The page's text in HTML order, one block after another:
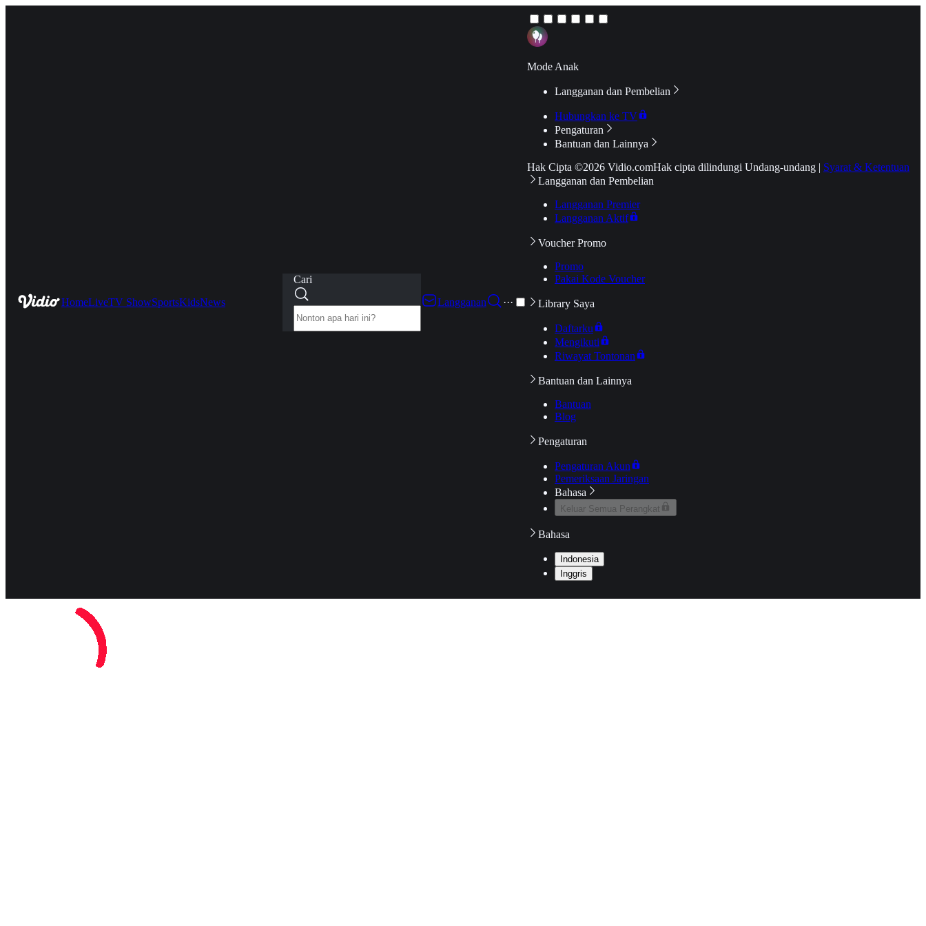
HomeLiveTV ShowSportsKidsNews
Cari
Langganan
···
Mode Anak
Langganan dan Pembelian
Hubungkan ke TV
Pengaturan
Bantuan dan Lainnya
Hak Cipta ©2026 Vidio.comHak cipta dilindungi Undang-undang | Syarat & Ketentuan
Langganan dan Pembelian
Langganan Premier
Langganan Aktif
Voucher Promo
Promo
Pakai Kode Voucher
Library Saya
Daftarku
Mengikuti
Riwayat Tontonan
Bantuan dan Lainnya
Bantuan
Blog
Pengaturan
Pengaturan Akun
Pemeriksaan Jaringan
Bahasa
Keluar Semua Perangkat
Bahasa
Indonesia
Inggris